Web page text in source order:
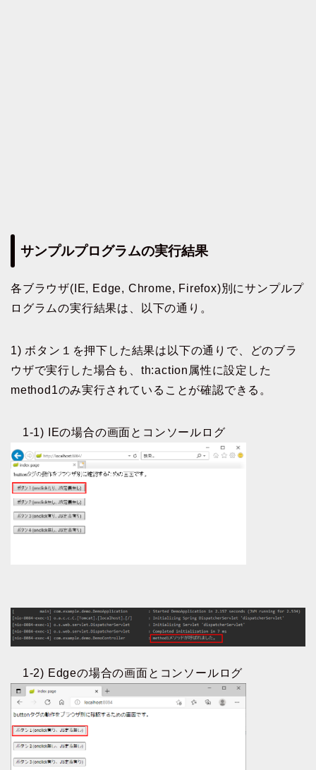
サンプルプログラムの実行結果
各ブラウザ(IE, Edge, Chrome, Firefox)別にサンプルプ
ログラムの実行結果は、以下の通り。
1) ボタン１を押下した結果は以下の通りで、どのブラ
ウザで実行した場合も、th:action属性に設定した
method1のみ実行されていることが確認できる。
1-1) IEの場合の画面とコンソールログ
1-2) Edgeの場合の画面とコンソールログ